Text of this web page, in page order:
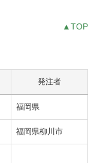
▲TOP
発注者
福岡県
福岡県柳川市